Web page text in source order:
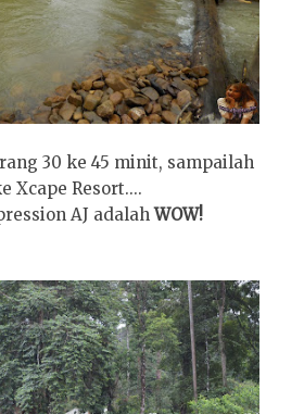
30 ke 45 minit, sampailah
Xcape Resort....
AJ adalahWOW!